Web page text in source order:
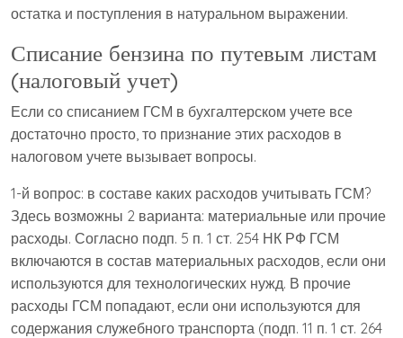
остатка и поступления в натуральном выражении.
Списание бензина по путевым листам
(налоговый учет)
Если со списанием ГСМ в бухгалтерском учете все
достаточно просто, то признание этих расходов в
налоговом учете вызывает вопросы.
1-й вопрос: в составе каких расходов учитывать ГСМ?
Здесь возможны 2 варианта: материальные или прочие
расходы. Согласно подп. 5 п. 1 ст. 254 НК РФ ГСМ
включаются в состав материальных расходов, если они
используются для технологических нужд. В прочие
расходы ГСМ попадают, если они используются для
содержания служебного транспорта (подп. 11 п. 1 ст. 264